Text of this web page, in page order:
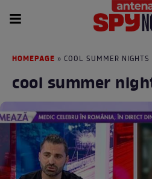
HOMEPAGE » COOL SUMMER NIGHTS
cool summer